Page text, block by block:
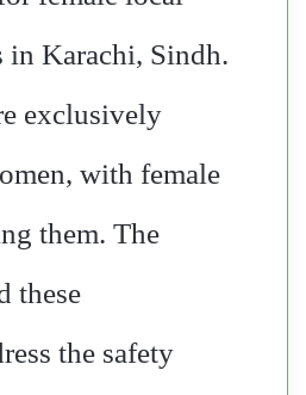
in Karachi, Sindh.
exclusively
with female
them. The
these
the safety